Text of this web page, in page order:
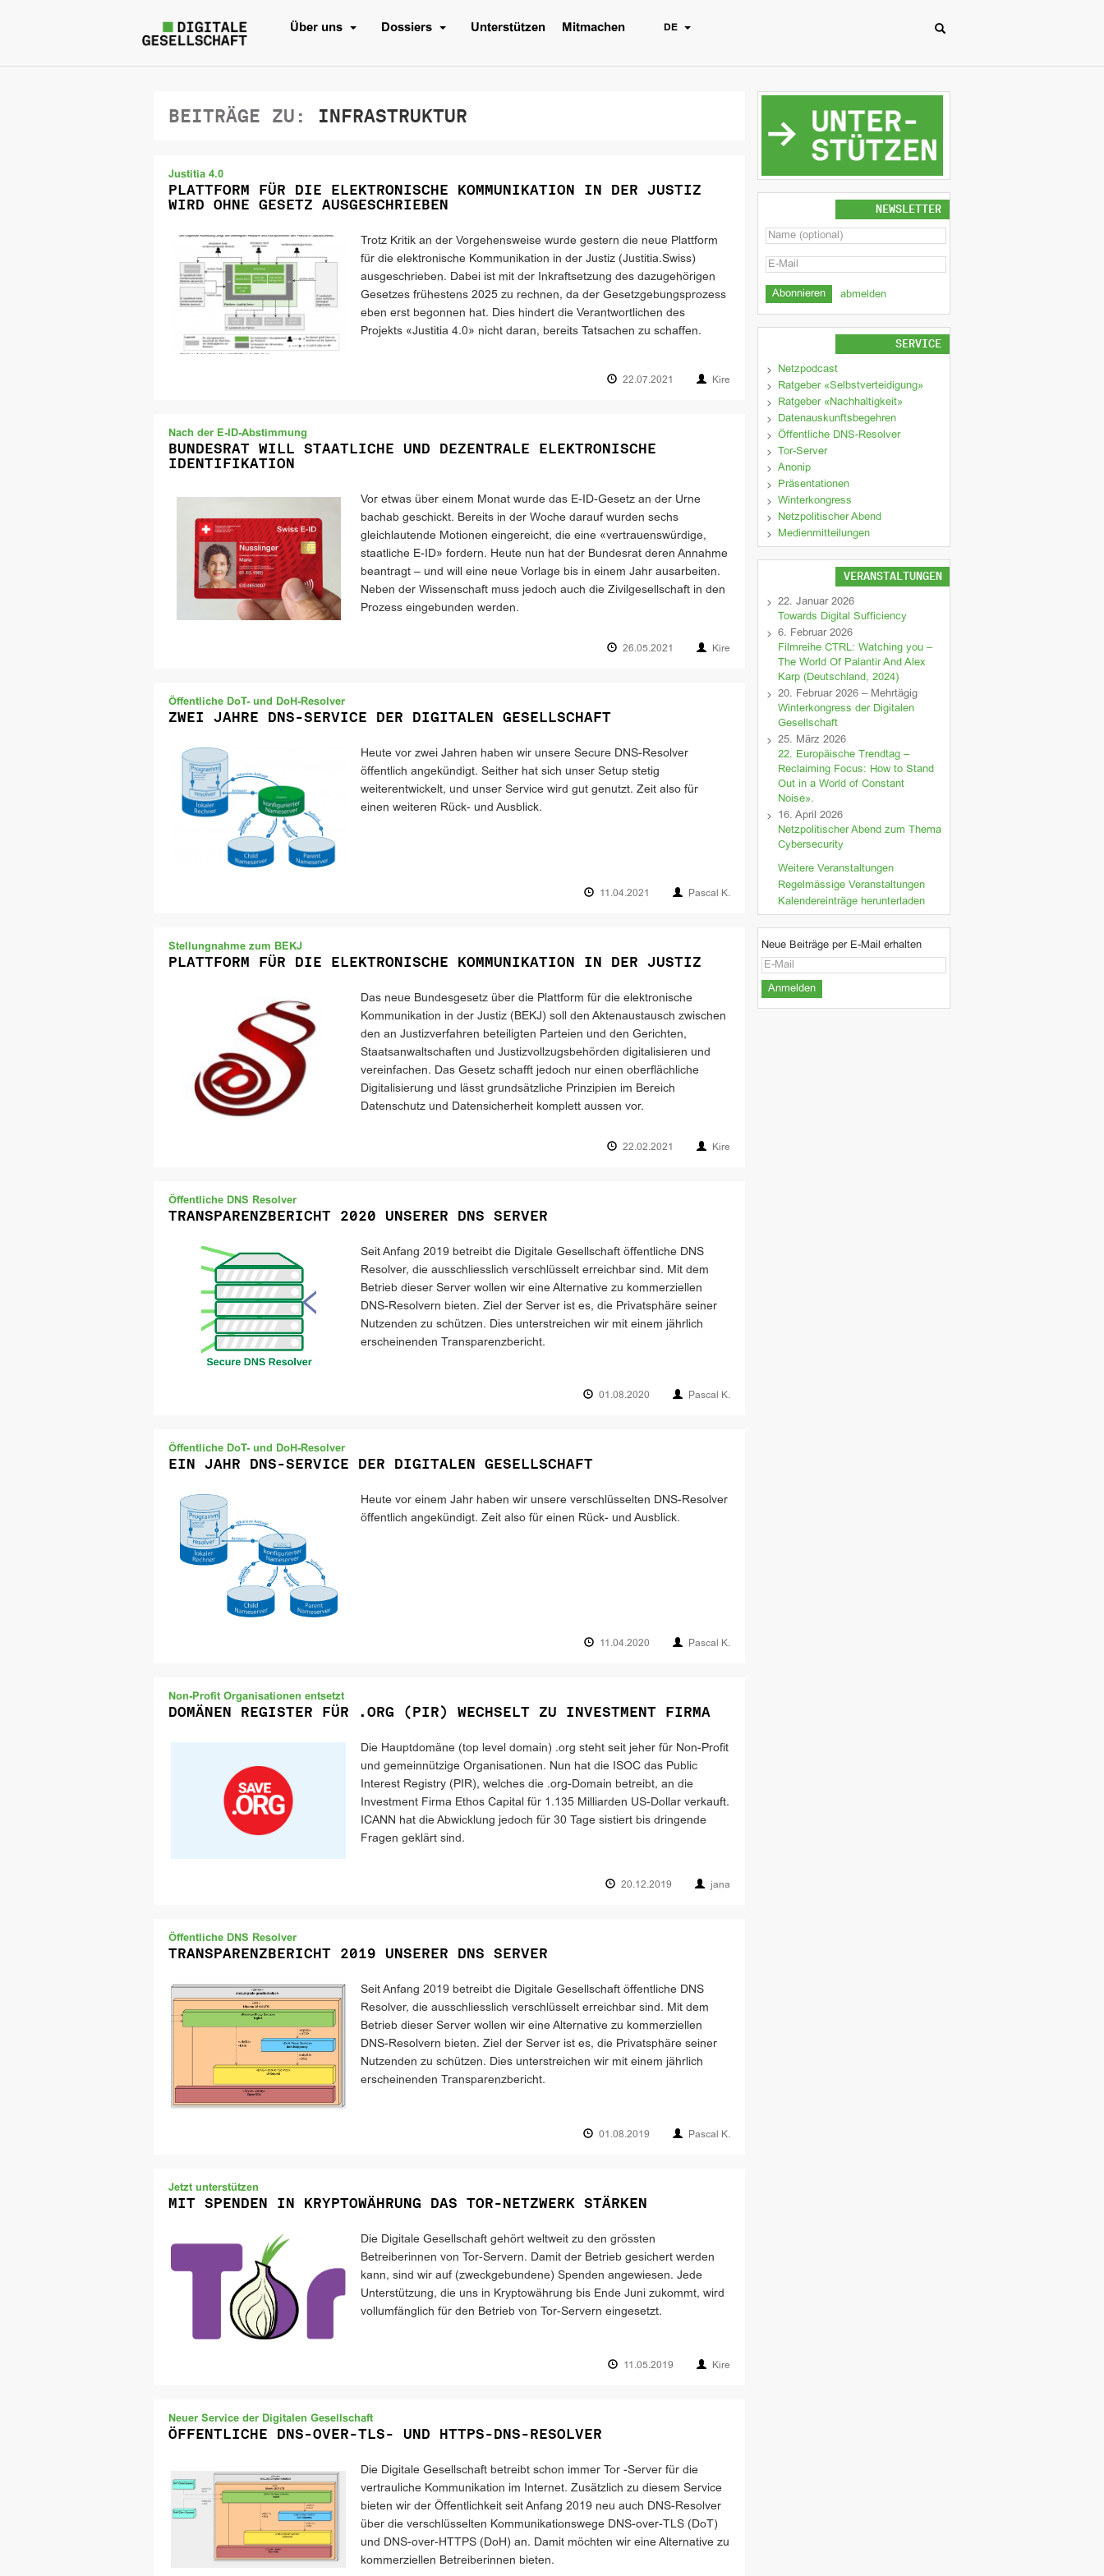
Über uns Dossiers Unterstützen Mitmachen DE
BEITRÄGE ZU: INFRASTRUKTUR
Justitia 4.0
PLATTFORM FÜR DIE ELEKTRONISCHE KOMMUNIKATION IN DER JUSTIZ
WIRD OHNE GESETZ AUSGESCHRIEBEN
Trotz Kritik an der Vorgehensweise wurde gestern die neue Plattform
für die elektronische Kommunikation in der Justiz (Justitia.Swiss)
ausgeschrieben. Dabei ist mit der Inkraftsetzung des dazugehörigen
Gesetzes frühestens 2025 zu rechnen, da der Gesetzgebungsprozess
eben erst begonnen hat. Dies hindert die Verantwortlichen des
Projekts «Justitia 4.0» nicht daran, bereits Tatsachen zu schaffen.
22.07.2021 Kire
Nach der E-ID-Abstimmung
BUNDESRAT WILL STAATLICHE UND DEZENTRALE ELEKTRONISCHE
IDENTIFIKATION
Vor etwas über einem Monat wurde das E-ID-Gesetz an der Urne
bachab geschickt. Bereits in der Woche darauf wurden sechs
gleichlautende Motionen eingereicht, die eine «vertrauenswürdige,
staatliche E-ID» fordern. Heute nun hat der Bundesrat deren Annahme
beantragt – und will eine neue Vorlage bis in einem Jahr ausarbeiten.
Neben der Wissenschaft muss jedoch auch die Zivilgesellschaft in den
Prozess eingebunden werden.
26.05.2021 Kire
Öffentliche DoT- und DoH-Resolver
ZWEI JAHRE DNS-SERVICE DER DIGITALEN GESELLSCHAFT
Heute vor zwei Jahren haben wir unsere Secure DNS-Resolver
öffentlich angekündigt. Seither hat sich unser Setup stetig
weiterentwickelt, und unser Service wird gut genutzt. Zeit also für
einen weiteren Rück- und Ausblick.
11.04.2021 Pascal K.
Stellungnahme zum BEKJ
PLATTFORM FÜR DIE ELEKTRONISCHE KOMMUNIKATION IN DER JUSTIZ
Das neue Bundesgesetz über die Plattform für die elektronische
Kommunikation in der Justiz (BEKJ) soll den Aktenaustausch zwischen
den an Justizverfahren beteiligten Parteien und den Gerichten,
Staatsanwaltschaften und Justizvollzugsbehörden digitalisieren und
vereinfachen. Das Gesetz schafft jedoch nur einen oberflächliche
Digitalisierung und lässt grundsätzliche Prinzipien im Bereich
Datenschutz und Datensicherheit komplett aussen vor.
22.02.2021 Kire
Öffentliche DNS Resolver
TRANSPARENZBERICHT 2020 UNSERER DNS SERVER
Seit Anfang 2019 betreibt die Digitale Gesellschaft öffentliche DNS
Resolver, die ausschliesslich verschlüsselt erreichbar sind. Mit dem
Betrieb dieser Server wollen wir eine Alternative zu kommerziellen
DNS-Resolvern bieten. Ziel der Server ist es, die Privatsphäre seiner
Nutzenden zu schützen. Dies unterstreichen wir mit einem jährlich
erscheinenden Transparenzbericht.
01.08.2020 Pascal K.
Öffentliche DoT- und DoH-Resolver
EIN JAHR DNS-SERVICE DER DIGITALEN GESELLSCHAFT
Heute vor einem Jahr haben wir unsere verschlüsselten DNS-Resolver
öffentlich angekündigt. Zeit also für einen Rück- und Ausblick.
11.04.2020 Pascal K.
Non-Profit Organisationen entsetzt
DOMÄNEN REGISTER FÜR .ORG (PIR) WECHSELT ZU INVESTMENT FIRMA
Die Hauptdomäne (top level domain) .org steht seit jeher für Non-Profit
und gemeinnützige Organisationen. Nun hat die ISOC das Public
Interest Registry (PIR), welches die .org-Domain betreibt, an die
Investment Firma Ethos Capital für 1.135 Milliarden US-Dollar verkauft.
ICANN hat die Abwicklung jedoch für 30 Tage sistiert bis dringende
Fragen geklärt sind.
20.12.2019 jana
Öffentliche DNS Resolver
TRANSPARENZBERICHT 2019 UNSERER DNS SERVER
Seit Anfang 2019 betreibt die Digitale Gesellschaft öffentliche DNS
Resolver, die ausschliesslich verschlüsselt erreichbar sind. Mit dem
Betrieb dieser Server wollen wir eine Alternative zu kommerziellen
DNS-Resolvern bieten. Ziel der Server ist es, die Privatsphäre seiner
Nutzenden zu schützen. Dies unterstreichen wir mit einem jährlich
erscheinenden Transparenzbericht.
01.08.2019 Pascal K.
Jetzt unterstützen
MIT SPENDEN IN KRYPTOWÄHRUNG DAS TOR-NETZWERK STÄRKEN
Die Digitale Gesellschaft gehört weltweit zu den grössten
Betreiberinnen von Tor-Servern. Damit der Betrieb gesichert werden
kann, sind wir auf (zweckgebundene) Spenden angewiesen. Jede
Unterstützung, die uns in Kryptowährung bis Ende Juni zukommt, wird
vollumfänglich für den Betrieb von Tor-Servern eingesetzt.
11.05.2019 Kire
Neuer Service der Digitalen Gesellschaft
ÖFFENTLICHE DNS-OVER-TLS- UND HTTPS-DNS-RESOLVER
Die Digitale Gesellschaft betreibt schon immer Tor -Server für die
vertrauliche Kommunikation im Internet. Zusätzlich zu diesem Service
bieten wir der Öffentlichkeit seit Anfang 2019 neu auch DNS-Resolver
über die verschlüsselten Kommunikationswege DNS-over-TLS (DoT)
und DNS-over-HTTPS (DoH) an. Damit möchten wir eine Alternative zu
kommerziellen Betreiberinnen bieten.
NEWSLETTER
abmelden
SERVICE
Netzpodcast
Ratgeber «Selbstverteidigung»
Ratgeber «Nachhaltigkeit»
Datenauskunftsbegehren
Öffentliche DNS-Resolver
Tor-Server
Anonip
Präsentationen
Winterkongress
Netzpolitischer Abend
Medienmitteilungen
VERANSTALTUNGEN
22. Januar 2026
Towards Digital Sufficiency
6. Februar 2026
Filmreihe CTRL: Watching you –
The World Of Palantir And Alex
Karp (Deutschland, 2024)
20. Februar 2026 – Mehrtägig
Winterkongress der Digitalen
Gesellschaft
25. März 2026
22. Europäische Trendtag –
Reclaiming Focus: How to Stand
Out in a World of Constant
Noise».
16. April 2026
Netzpolitischer Abend zum Thema
Cybersecurity
Weitere Veranstaltungen
Regelmässige Veranstaltungen
Kalendereinträge herunterladen
Neue Beiträge per E-Mail erhalten